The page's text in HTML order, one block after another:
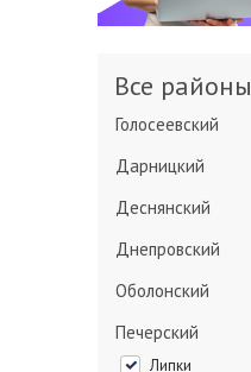
Все районы
Голосеевский
Дарницкий
Деснянский
Днепровский
Оболонский
Печерский
Липки